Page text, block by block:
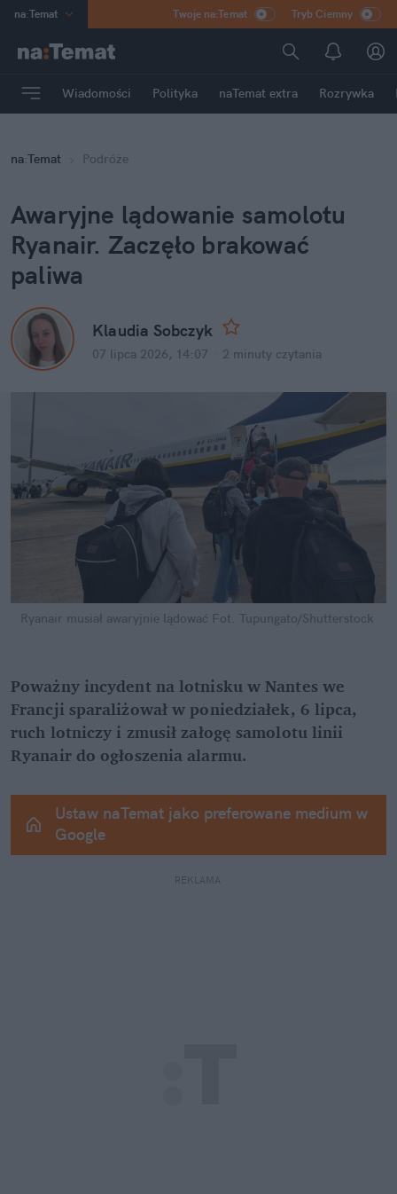
na:Temat
Poland
mama
Rozrywka
Twoje na:Temat Tryb Ciemny
Wiadomości Polityka naTemat extra Rozrywka
na:Temat Podróże
Awaryjne lądowanie samolotu
Ryanair. Zaczęło brakować
paliwa
Klaudia Sobczyk
07 lipca 2026, 14:07 2 minuty czytania
Ryanair musiał awaryjnie lądować Fot. Tupungato/Shutterstock
Poważny incydent na lotnisku w Nantes we
Francji sparaliżował w poniedziałek, 6 lipca,
ruch lotniczy i zmusił załogę samolotu linii
Ryanair do ogłoszenia alarmu.
Ustaw naTemat jako preferowane medium w
Google
REKLAMA